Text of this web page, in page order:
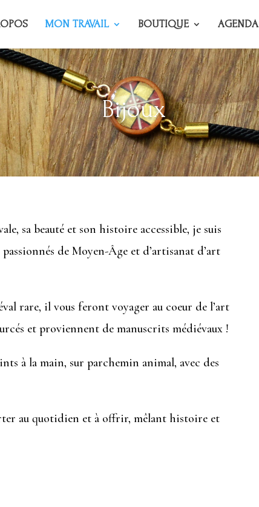
MON TRAVAIL BOUTIQUE AGENDA
Bijoux
sa beauté et son histoire accessible, je suis
de Moyen-Âge et d’artisanat d’art
rare, il vous feront voyager au coeur de l’art
et proviennent de manuscrits médiévaux !
à la main, sur parchemin animal, avec des
au quotidien et à offrir, mêlant histoire et